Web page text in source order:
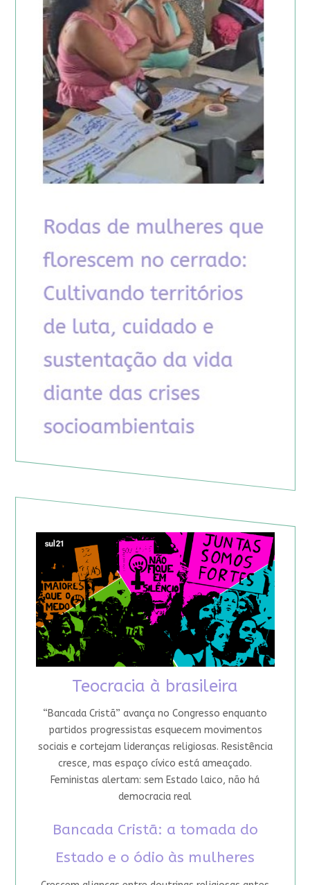
Teocracia à brasileira
“Bancada Cristã” avança no Congresso enquanto
partidos progressistas esquecem movimentos
sociais e cortejam lideranças religiosas. Resistência
cresce, mas espaço cívico está ameaçado.
Feministas alertam: sem Estado laico, não há
democracia real
Bancada Cristã: a tomada do
Estado e o ódio às mulheres